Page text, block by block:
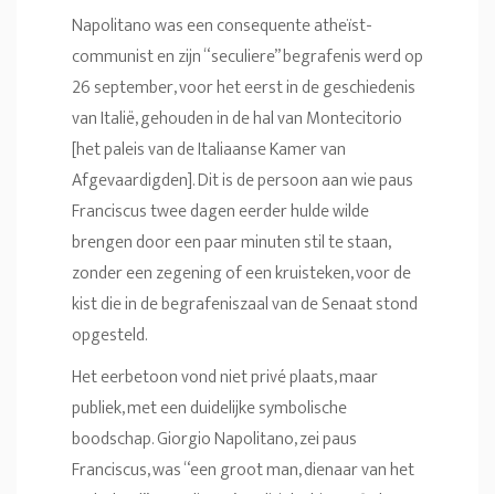
Napolitano was een consequente atheïst-
communist en zijn “seculiere” begrafenis werd op
26 september, voor het eerst in de geschiedenis
van Italië, gehouden in de hal van Montecitorio
[het paleis van de Italiaanse Kamer van
Afgevaardigden]. Dit is de persoon aan wie paus
Franciscus twee dagen eerder hulde wilde
brengen door een paar minuten stil te staan,
zonder een zegening of een kruisteken, voor de
kist die in de begrafeniszaal van de Senaat stond
opgesteld.
Het eerbetoon vond niet privé plaats, maar
publiek, met een duidelijke symbolische
boodschap. Giorgio Napolitano, zei paus
Franciscus, was “een groot man, dienaar van het